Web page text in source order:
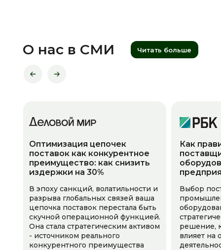
Читать больше
О нас в СМИ
Оптимизация цепочек
поставок как конкурентное
преимущество: как снизить
издержки на 30%
В эпоху санкций, волатильности и
разрыва глобальных связей ваша
цепочка поставок перестала быть
скучной операционной функцией.
Она стала стратегическим активом
- источником реального
конкурентного преимущества
Как
Выбор
решение,
влияет на